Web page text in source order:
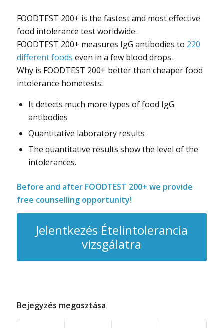
FOODTEST 200+ is the fastest and most effective
food intolerance test worldwide.
FOODTEST 200+ measures IgG antibodies to 220
different foods even in a few blood drops.
Why is FOODTEST 200+ better than cheaper food
intolerance hometests:
It detects much more types of food IgG
antibodies
Quantitative laboratory results
The quantitative results show the level of the
intolerances.
Before and after FOODTEST 200+ we provide
free counselling opportunity!
Jelentkezés Ételintolerancia
vizsgálatra
Bejegyzés megosztása